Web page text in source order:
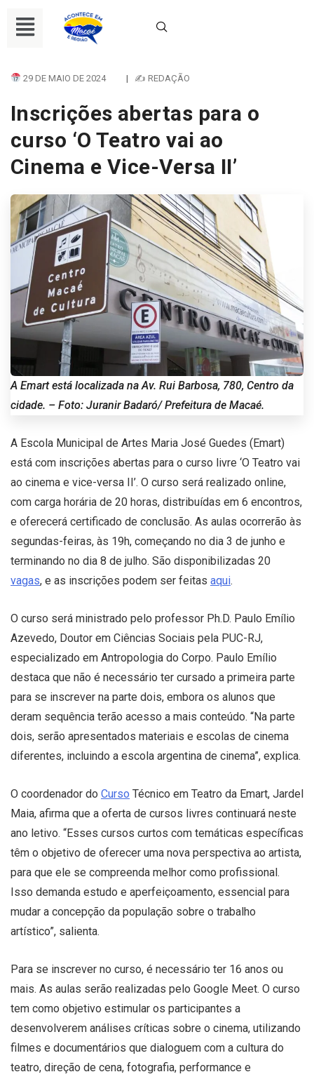
29 DE MAIO DE 2024 | ✍ REDAÇÃO
Inscrições abertas para o
curso ‘O Teatro vai ao
Cinema e Vice-Versa II’
A Emart está localizada na Av. Rui Barbosa, 780, Centro da
cidade. – Foto: Juranir Badaró/ Prefeitura de Macaé.
A Escola Municipal de Artes Maria José Guedes (Emart)
está com inscrições abertas para o curso livre ‘O Teatro vai
ao cinema e vice-versa II’. O curso será realizado online,
com carga horária de 20 horas, distribuídas em 6 encontros,
e oferecerá certificado de conclusão. As aulas ocorrerão às
segundas-feiras, às 19h, começando no dia 3 de junho e
terminando no dia 8 de julho. São disponibilizadas 20
vagas, e as inscrições podem ser feitas aqui.
O curso será ministrado pelo professor Ph.D. Paulo Emílio
Azevedo, Doutor em Ciências Sociais pela PUC-RJ,
especializado em Antropologia do Corpo. Paulo Emílio
destaca que não é necessário ter cursado a primeira parte
para se inscrever na parte dois, embora os alunos que
deram sequência terão acesso a mais conteúdo. “Na parte
dois, serão apresentados materiais e escolas de cinema
diferentes, incluindo a escola argentina de cinema”, explica.
O coordenador do Curso Técnico em Teatro da Emart, Jardel
Maia, afirma que a oferta de cursos livres continuará neste
ano letivo. “Esses cursos curtos com temáticas específicas
têm o objetivo de oferecer uma nova perspectiva ao artista,
para que ele se compreenda melhor como profissional.
Isso demanda estudo e aperfeiçoamento, essencial para
mudar a concepção da população sobre o trabalho
artístico”, salienta.
Para se inscrever no curso, é necessário ter 16 anos ou
mais. As aulas serão realizadas pelo Google Meet. O curso
tem como objetivo estimular os participantes a
desenvolverem análises críticas sobre o cinema, utilizando
filmes e documentários que dialoguem com a cultura do
teatro, direção de cena, fotografia, performance e